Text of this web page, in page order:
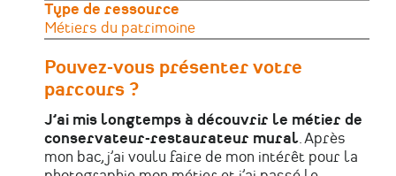
Type de ressource
Métiers du patrimoine
Pouvez-vous présenter votre
parcours ?
J’ai mis longtemps à découvrir le métier de
conservateur-restaurateur mural. Après
mon bac, j’ai voulu faire de mon intérêt pour la